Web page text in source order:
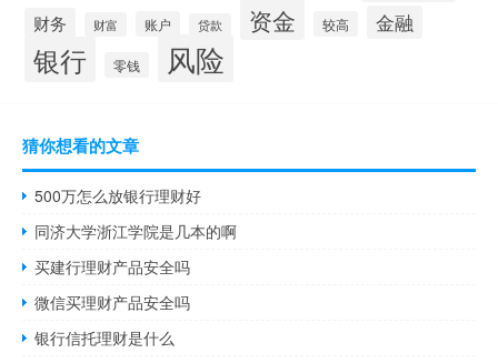
财务 财富 账户 贷款 资金 较高 金融
银行 零钱 风险
猜你想看的文章
500万怎么放银行理财好
同济大学浙江学院是几本的啊
买建行理财产品安全吗
微信买理财产品安全吗
银行信托理财是什么